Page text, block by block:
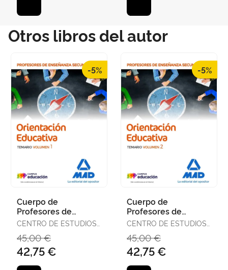
Otros libros del autor
-5%
Cuerpo de
Profesores de
Enseñanza
Secundaria -
Orientación
Educativa. Temario
Vo
CENTRO DE ESTUDIOS
45,00 €
42,75 €
-5%
Cuerpo de
Profesores de
Enseñanza
Secundaria -
Orientación
Educativa. Temario
Vo
CENTRO DE ESTUDIOS
45,00 €
42,75 €